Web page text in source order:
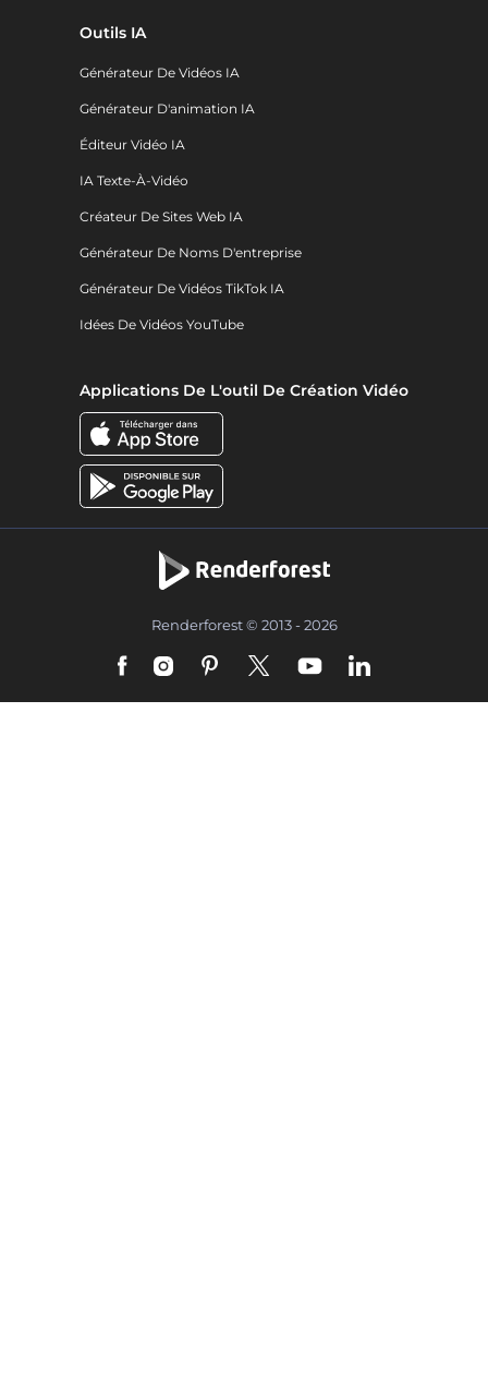
Outils IA
Générateur De Vidéos IA
Générateur D'animation IA
Éditeur Vidéo IA
IA Texte-À-Vidéo
Créateur De Sites Web IA
Générateur De Noms D'entreprise
Générateur De Vidéos TikTok IA
Idées De Vidéos YouTube
Applications De L'outil De Création Vidéo
Renderforest © 2013 - 2026